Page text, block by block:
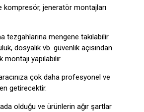
kompresör, jeneratör montajları
tezgahlarına mengene takılabilir
dosyalık vb. güvenlik açısından
montajı yapılabilir
çok daha profesyonel ve
getirecektir.
olduğu ve ürünlerin ağır şartlar